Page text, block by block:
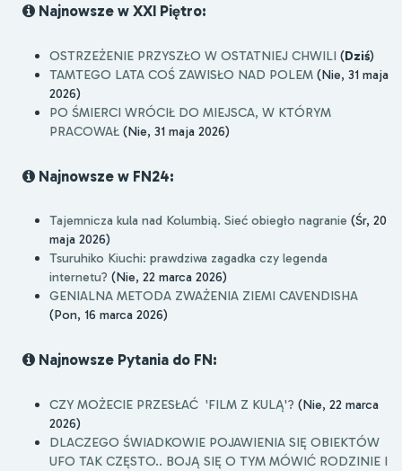
Najnowsze w XXI Piętro:
OSTRZEŻENIE PRZYSZŁO W OSTATNIEJ CHWILI (Dziś)
TAMTEGO LATA COŚ ZAWISŁO NAD POLEM (Nie, 31 maja
2026)
PO ŚMIERCI WRÓCIŁ DO MIEJSCA, W KTÓRYM
PRACOWAŁ (Nie, 31 maja 2026)
Najnowsze w FN24:
Tajemnicza kula nad Kolumbią. Sieć obiegło nagranie (Śr, 20
maja 2026)
Tsuruhiko Kiuchi: prawdziwa zagadka czy legenda
internetu? (Nie, 22 marca 2026)
GENIALNA METODA ZWAŻENIA ZIEMI CAVENDISHA
(Pon, 16 marca 2026)
Najnowsze Pytania do FN:
CZY MOŻECIE PRZESŁAĆ 'FILM Z KULĄ'? (Nie, 22 marca
2026)
DLACZEGO ŚWIADKOWIE POJAWIENIA SIĘ OBIEKTÓW
UFO TAK CZĘSTO.. BOJĄ SIĘ O TYM MÓWIĆ RODZINIE I